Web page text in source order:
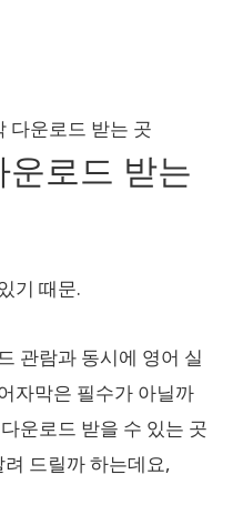
다운로드 받는 곳
로드 받는
기 때문.
관람과 동시에 영어 실
자막은 필수가 아닐까
운로드 받을 수 있는 곳
드릴까 하는데요,